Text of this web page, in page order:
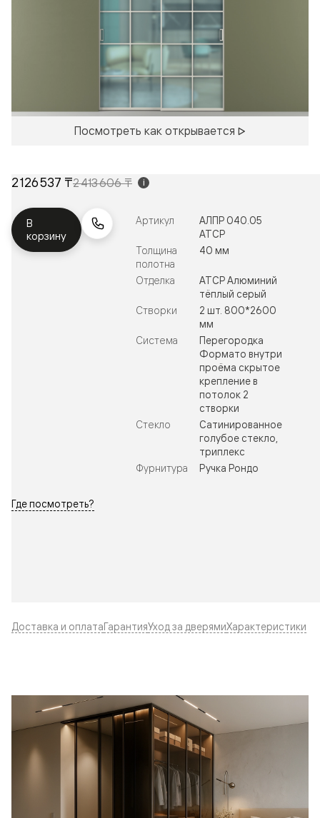
Посмотреть как открывается
2 126 537 ₸2 413 606 ₸ i
В
корзину
Артикул
АЛПР 040.05
АТСР
Толщина
полотна
40 мм
Отделка
АТСР Алюминий
тёплый серый
Створки
2 шт. 800*2600
мм
Система
Перегородка
Формато внутри
проёма скрытое
крепление в
потолок 2
створки
Стекло
Сатинированное
голубое стекло,
триплекс
Фурнитура
Ручка Рондо
Где посмотреть?
Доставка и оплатаГарантияУход за дверямиХарактеристики